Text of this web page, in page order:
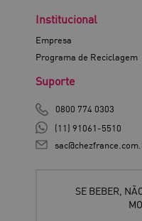
Institucional
Empresa
Programa de Reciclagem
Suporte
0800 774 0303
(11) 91061-5510
SE BEBER,